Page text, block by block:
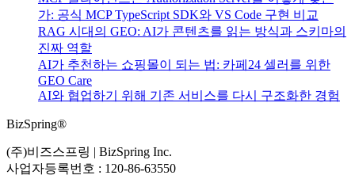
가: 공식 MCP TypeScript SDK와 VS Code 구현 비교
RAG 시대의 GEO: AI가 콘텐츠를 읽는 방식과 스키마의
진짜 역할
AI가 추천하는 쇼핑몰이 되는 법: 카페24 셀러를 위한
GEO Care
AI와 협업하기 위해 기존 서비스를 다시 구조화한 경험
BizSpring®
(주)비즈스프링 | BizSpring Inc.
사업자등록번호 : 120-86-63550